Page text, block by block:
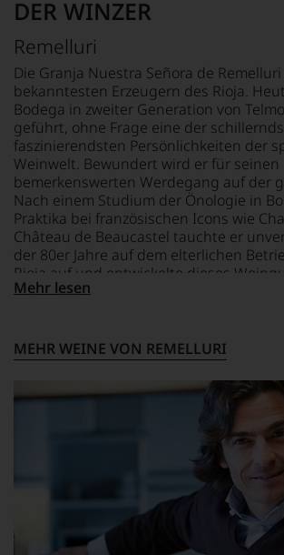
Weinjournalisten
Fachpublikationen
unseren
Aussendungen
oder
in
unserem
Webshop,
um
zu
unterstreichen,
auf
welch
hohem
Niveau
bewegt.
5% Garnacha
TRINKTEMPERATUR
18 °C
ALKOHOLGEHALT
14 % Vol.
1,5 L
trocken
DER WINZER
Remelluri
Die Granja Nuestra Señora de
bekanntesten Erzeugern des Rioja.
Bodega in zweiter Generation von
geführt, ohne Frage eine der
faszinierendsten Persönlichkeiten der
Weinwelt. Bewundert wird er für seinen
bemerkenswerten Werdegang auf der
Nach einem Studium der Önologie in
Praktika bei französischen Icons wie
Château de Beaucastel tauchte er
der 80er Jahre auf dem elterlichen
Rioja auf und entwickelte dieses
absoluten Spitzenerzeuger. Umtriebig
macht so Regionen über Nacht
zu dem vielleicht bedeutendsten
Spaniens. Seine Devise lautet:
originell, traditionell – keine Modeweine.
Mehr lesen
MEHR WEINE VON REMELLURI